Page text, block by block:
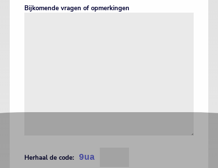
Bijkomende vragen of opmerkingen
Herhaal de code: 9ua